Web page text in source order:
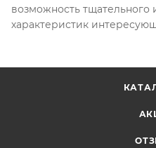
возможность тщательного
характеристик